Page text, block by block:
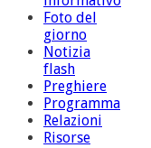
Foto del
giorno
Notizia
flash
Preghiere
Programma
Relazioni
Risorse